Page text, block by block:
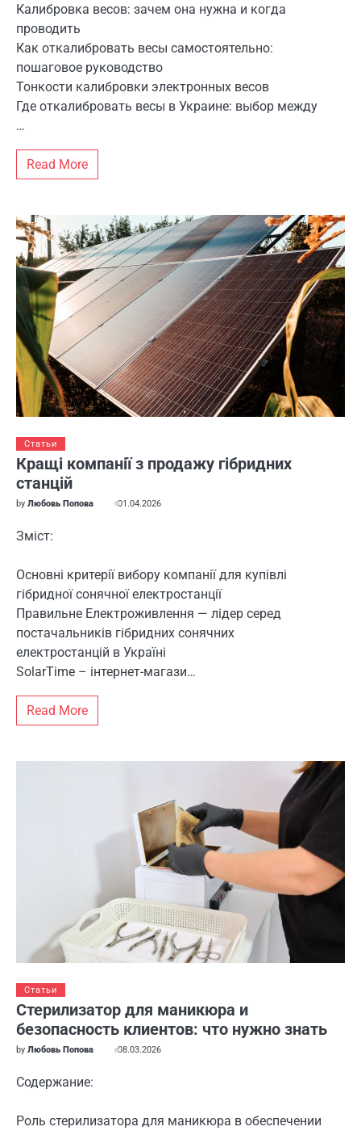
Калибровка весов: зачем она нужна и когда
проводить
Как откалибровать весы самостоятельно:
пошаговое руководство
Тонкости калибровки электронных весов
Где откалибровать весы в Украине: выбор между
…
Read More
Статьи
Кращі компанії з продажу гібридних
станцій
by Любовь Попова 01.04.2026
Зміст:
Основні критерії вибору компанії для купівлі
гібридної сонячної електростанції
Правильне Електроживлення — лідер серед
постачальників гібридних сонячних
електростанцій в Україні
SolarTime – інтернет-магази…
Read More
Статьи
Стерилизатор для маникюра и
безопасность клиентов: что нужно знать
by Любовь Попова 08.03.2026
Содержание:
Роль стерилизатора для маникюра в обеспечении